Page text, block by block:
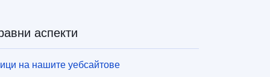
аспекти
на нашите уебсайтове